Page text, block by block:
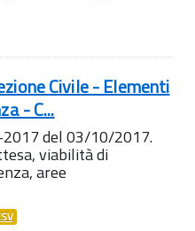
Civile - Elementi
- C...
del 03/10/2017.
viabilità di
aree